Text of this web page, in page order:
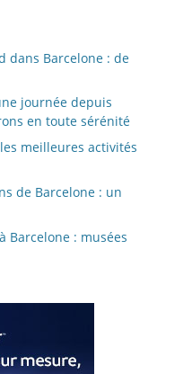
dans Barcelone : de
journée depuis
en toute sérénité
meilleures activités
de Barcelone : un
Barcelone : musées